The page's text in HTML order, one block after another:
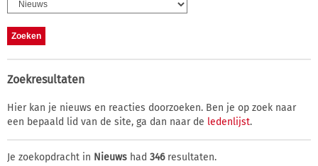
Zoekresultaten
Hier kan je nieuws en reacties doorzoeken. Ben je op zoek naar
een bepaald lid van de site, ga dan naar de ledenlijst.
Je zoekopdracht in Nieuws had 346resultaten.